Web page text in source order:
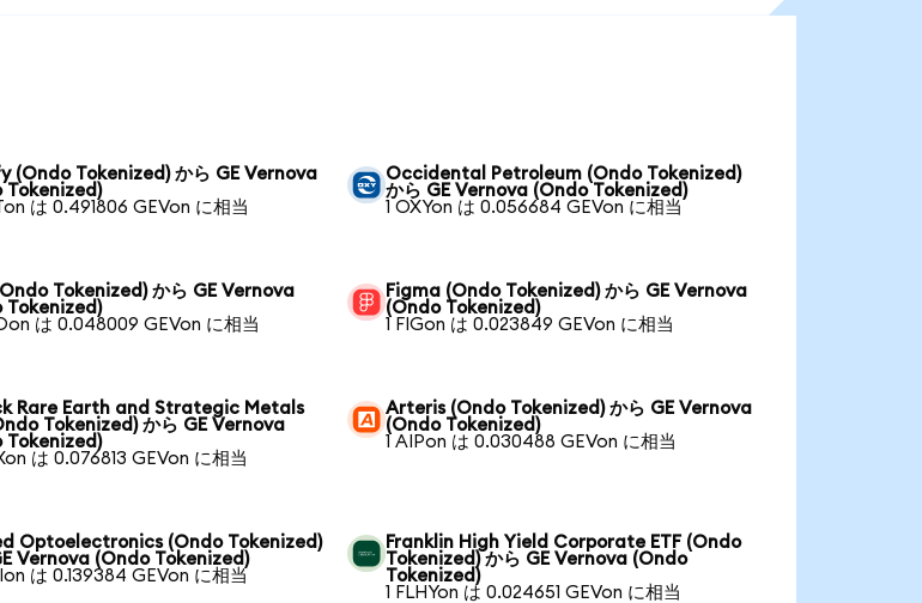
(Ondo Tokenized) から GE Vernova
Tokenized)
は 0.491806 GEVon に相当
Occidental Petroleum (Ondo Tokenized)
から GE Vernova (Ondo Tokenized)
1 OXYon は 0.056684 GEVon に相当
Tokenized) から GE Vernova
Tokenized)
は 0.048009 GEVon に相当
Figma (Ondo Tokenized) から GE Vernova
(Ondo Tokenized)
1 FIGon は 0.023849 GEVon に相当
Rare Earth and Strategic Metals
Tokenized) から GE Vernova
Tokenized)
は 0.076813 GEVon に相当
Arteris (Ondo Tokenized) から GE Vernova
(Ondo Tokenized)
1 AIPon は 0.030488 GEVon に相当
Optoelectronics (Ondo Tokenized)
Vernova (Ondo Tokenized)
は 0.139384 GEVon に相当
Franklin High Yield Corporate ETF (Ondo
Tokenized) から GE Vernova (Ondo
Tokenized)
1 FLHYon は 0.024651 GEVon に相当